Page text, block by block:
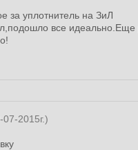
за уплотнитель на ЗиЛ
все идеально.Еще
07-2015г.)